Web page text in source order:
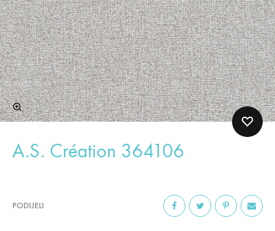
A.S. Création 364106
PODIJELI